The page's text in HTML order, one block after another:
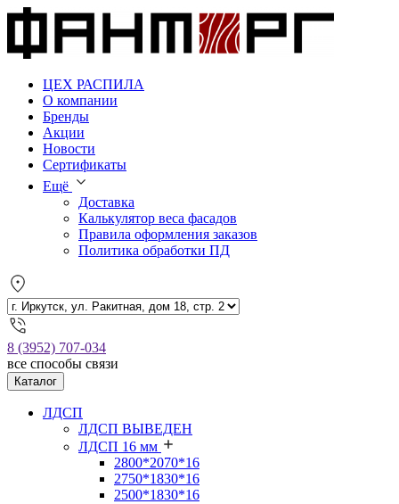
ЦЕХ РАСПИЛА
О компании
Бренды
Акции
Новости
Сертификаты
Ещё
Доставка
Калькулятор веса фасадов
Правила оформления заказов
Политика обработки ПД
8 (3952) 707-034
все способы связи
Каталог
ЛДСП
ЛДСП ВЫВЕДЕН
ЛДСП 16 мм
2800*2070*16
2750*1830*16
2500*1830*16